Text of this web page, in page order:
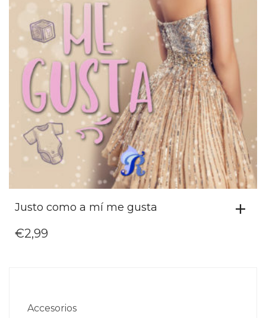
Justo como a mí me gusta
€2,99
Accesorios